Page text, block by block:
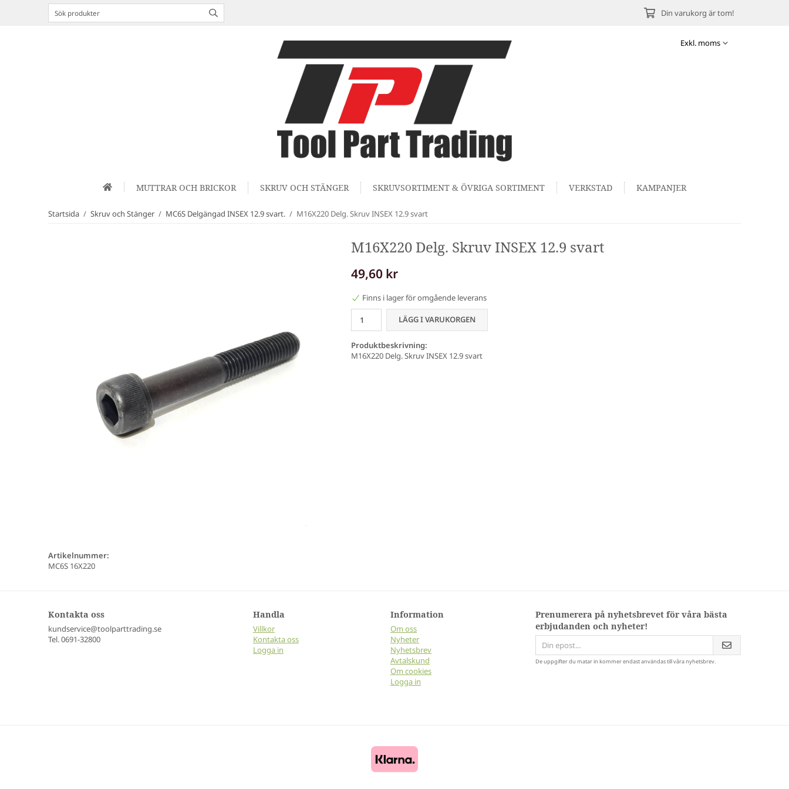
Din varukorg är tom!
MUTTRAR OCH BRICKOR SKRUV OCH STÄNGER SKRUVSORTIMENT & ÖVRIGA SORTIMENT VERKSTAD KAMPANJER
Startsida / Skruv och Stänger / MC6S Delgängad INSEX 12.9 svart. / M16X220 Delg. Skruv INSEX 12.9 svart
M16X220 Delg. Skruv INSEX 12.9 svart
49,60 kr
Finns i lager för omgående leverans
LÄGG I VARUKORGEN
Produktbeskrivning:
M16X220 Delg. Skruv INSEX 12.9 svart
Artikelnummer:
MC6S 16X220
Kontakta oss
kundservice@toolparttrading.se
Tel. 0691-32800
Handla
Villkor
Kontakta oss
Logga in
Information
Om oss
Nyheter
Nyhetsbrev
Avtalskund
Om cookies
Logga in
Prenumerera på nyhetsbrevet för våra bästa
erbjudanden och nyheter!
De uppgifter du matar in kommer endast användas till våra nyhetsbrev.